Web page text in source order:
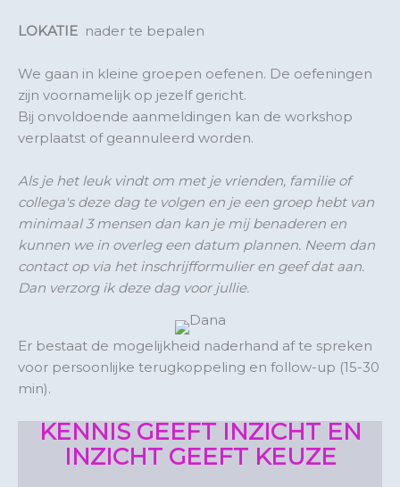
LOKATIE nader te bepalen
We gaan in kleine groepen oefenen. De oefeningen
zijn voornamelijk op jezelf gericht.
Bij onvoldoende aanmeldingen kan de workshop
verplaatst of geannuleerd worden.
Als je het leuk vindt om met je vrienden, familie of
collega's deze dag te volgen en je een groep hebt van
minimaal 3 mensen dan kan je mij benaderen en
kunnen we in overleg een datum plannen. Neem dan
contact op via het inschrijfformulier en geef dat aan.
Dan verzorg ik deze dag voor jullie.
Er bestaat de mogelijkheid naderhand af te spreken
voor persoonlijke terugkoppeling en follow-up (15-30
min).
KENNIS GEEFT INZICHT EN
INZICHT GEEFT KEUZE